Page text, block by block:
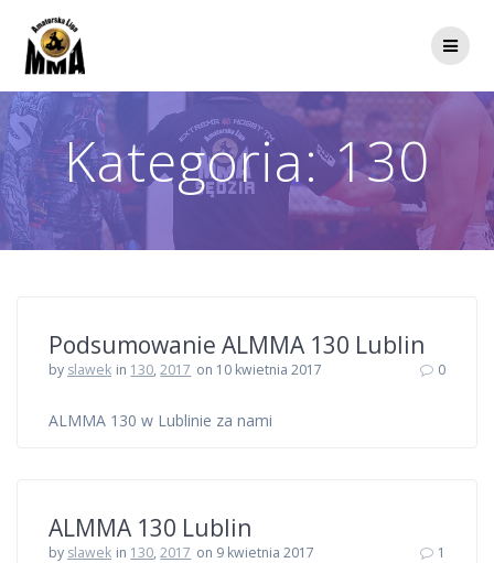
Kategoria:130
Podsumowanie ALMMA 130 Lublin
by slawek in 130,2017 on 10 kwietnia 2017 0
ALMMA 130 w Lublinie za nami
ALMMA 130 Lublin
by slawek in 130,2017 on 9 kwietnia 2017 1